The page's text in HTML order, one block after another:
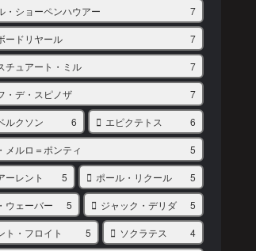
・ショーペンハウアー 7
ードリヤール 7
チュアート・ミル 7
・デ・スピノザ 7
ルクソン 6 エピクテトス 6
メルロ＝ポンティ 5
ーレント 5 ポール・リクール 5
ウェーバー 5 ジャック・デリダ 5
ト・フロイト 5 ソクラテス 4